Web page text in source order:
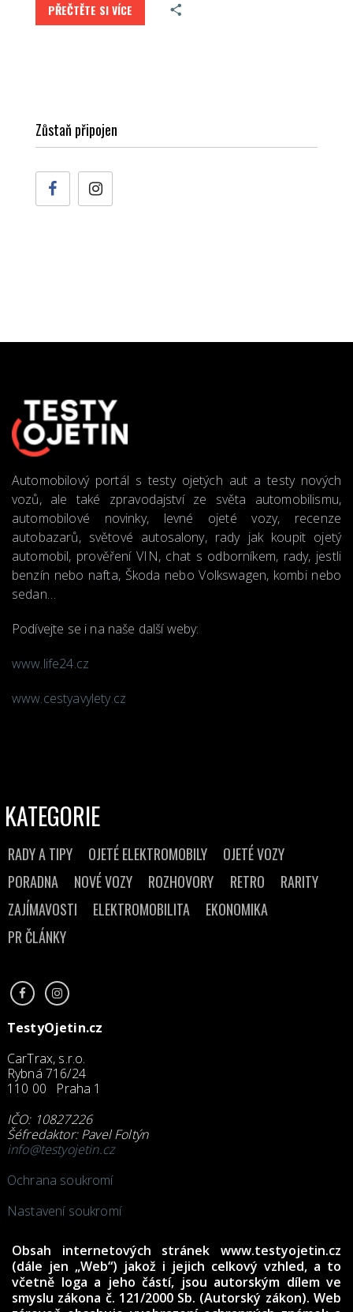
PŘEČTĚTE SI VÍCE
Zůstaň připojen
Automobilový portál s testy ojetých aut a testy nových
vozů, ale také zpravodajství ze světa automobilismu,
automobilové novinky, levné ojeté vozy, recenze
autobazarů, světové autosalony, rady jak koupit ojetý
automobil, prověření VIN, chat s odborníkem, rady, jestli
benzín nebo nafta, Škoda nebo Volkswagen, kombi nebo
sedan…
Podívejte se i na naše další weby:
www.life24.cz
www.cestyavylety.cz
KATEGORIE
RADY A TIPY OJETÉ ELEKTROMOBILY
OJETÉ VOZY
PORADNA
NOVÉ VOZY ROZHOVORY RETRO
RARITY
ZAJÍMAVOSTI
ELEKTROMOBILITA
EKONOMIKA
PR ČLÁNKY
TestyOjetin.cz
CarTrax, s.r.o.
Rybná 716/24
110 00 Praha 1
IČO: 10827226
Šéfredaktor: Pavel Foltýn
info@testyojetin.cz
Ochrana soukromí
Nastavení soukromí
Obsah internetových stránek www.testyojetin.cz
(dále jen „Web“) jakož i jejich celkový vzhled, a to
včetně loga a jeho částí, jsou autorským dílem ve
smyslu zákona č. 121/2000 Sb. (Autorský zákon). Web